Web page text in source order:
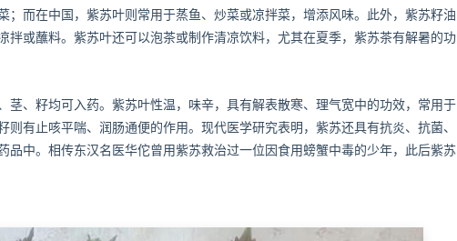
；而在中国，紫苏叶则常用于蒸鱼、炒菜或凉拌菜，增添风味。此外，紫苏籽油
或蘸料。紫苏叶还可以泡茶或制作清凉饮料，尤其在夏季，紫苏茶有解暑的功
茎、籽均可入药。紫苏叶性温，味辛，具有解表散寒、理气宽中的功效，常用于
有止咳平喘、润肠通便的作用。现代医学研究表明，紫苏还具有抗炎、抗菌、
品中。相传东汉名医华佗曾用紫苏救治过一位因食用螃蟹中毒的少年，此后紫苏